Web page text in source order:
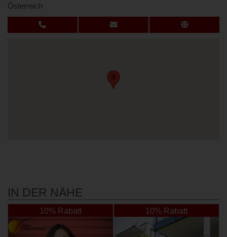
Österreich
IN DER NÄHE
10% Rabatt 10% Rabatt